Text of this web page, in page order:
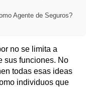
Agente de Seguros?
no se limita a
sus funciones. No
todas esas ideas
individuos que